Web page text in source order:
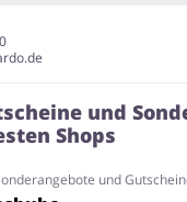
und
Shops
und